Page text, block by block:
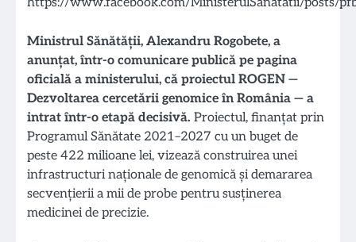
Ministrul Sănătății, Alexandru Rogobete, a
anunțat, într-o comunicare publică pe pagina
oficială a ministerului, că proiectul ROGEN —
Dezvoltarea cercetării genomice în România — a
intrat într-o etapă decisivă. Proiectul, finanțat prin
Programul Sănătate 2021–2027 cu un buget de
peste 422 milioane lei, vizează construirea unei
infrastructuri naționale de genomică și demararea
secvențierii a mii de probe pentru susținerea
medicinei de precizie.